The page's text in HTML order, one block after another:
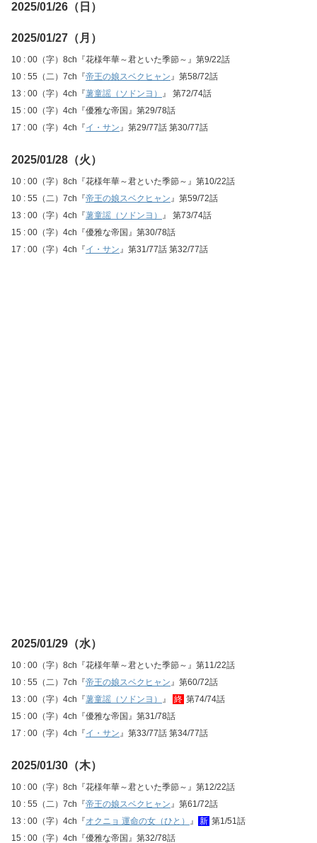
2025/01/26（日）
2025/01/27（月）
10 : 00（字）8ch『花様年華～君といた季節～』第9/22話
10 : 55（二）7ch『帝王の娘スベクヒャン』第58/72話
13 : 00（字）4ch『薯童謡（ソドンヨ） 』 第72/74話
15 : 00（字）4ch『優雅な帝国』第29/78話
17 : 00（字）4ch『イ・サン』第29/77話 第30/77話
2025/01/28（火）
10 : 00（字）8ch『花様年華～君といた季節～』第10/22話
10 : 55（二）7ch『帝王の娘スベクヒャン』第59/72話
13 : 00（字）4ch『薯童謡（ソドンヨ） 』 第73/74話
15 : 00（字）4ch『優雅な帝国』第30/78話
17 : 00（字）4ch『イ・サン』第31/77話 第32/77話
2025/01/29（水）
10 : 00（字）8ch『花様年華～君といた季節～』第11/22話
10 : 55（二）7ch『帝王の娘スベクヒャン』第60/72話
13 : 00（字）4ch『薯童謡（ソドンヨ） 』 終 第74/74話
15 : 00（字）4ch『優雅な帝国』第31/78話
17 : 00（字）4ch『イ・サン』第33/77話 第34/77話
2025/01/30（木）
10 : 00（字）8ch『花様年華～君といた季節～』第12/22話
10 : 55（二）7ch『帝王の娘スベクヒャン』第61/72話
13 : 00（字）4ch『オクニョ 運命の女（ひと） 』 新 第1/51話
15 : 00（字）4ch『優雅な帝国』第32/78話